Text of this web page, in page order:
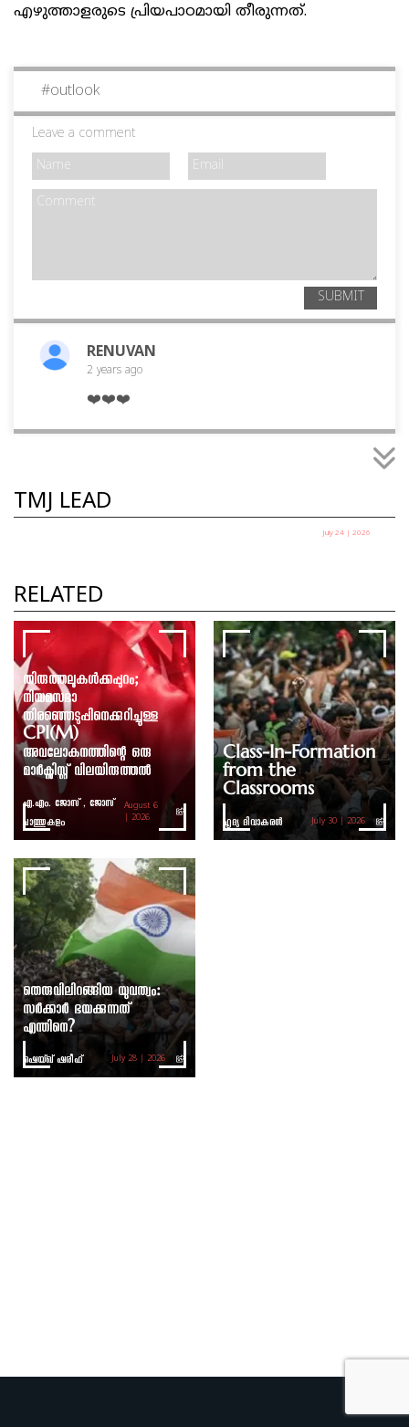
എഴുത്താളരുടെ പ്രിയപാഠമായി തീരുന്നത്.
#outlook
Leave a comment
SUBMIT
RENUVAN
2 years ago
❤️❤️❤️
TMJ LEAD
July 24 | 2026
RELATED
തിരുത്തലുകൾക്കപ്പുറം;
നിയമസഭാ
തിരഞ്ഞെടുപ്പിനെക്കുറിച്ചുള്ള
CPI(M)
അവലോകനത്തിന്റെ ഒരു
മാർക്സിസ്റ്റ് വിലയിരുത്തൽ
എ.എം. ജോസ് , ജോസ്
ചാത്തുകുളം
August 6
| 2026
Class-In-Formation
from the
Classrooms
ഹൃദ്യ ദിവാകരൻ July 30 | 2026
തെരുവിലിറങ്ങിയ യുവത്വം:
സർക്കാർ ഭയക്കുന്നത്
എന്തിനെ?
ഷെയ്ഖ് ഷരീഫ് July 28 | 2026